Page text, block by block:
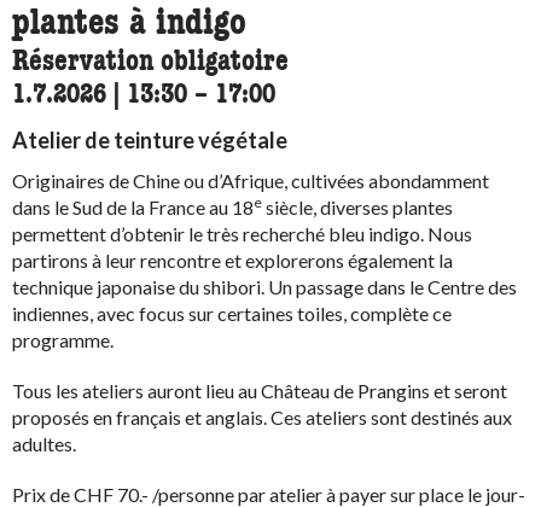
plantes à indigo
Réservation obligatoire
1.7.2026 13:30 accessibility.time_to
– 17:00
Atelier de teinture végétale
Originaires de Chine ou d’Afrique, cultivées abondamment
dans le Sud de la France au 18e siècle, diverses plantes
permettent d’obtenir le très recherché bleu indigo. Nous
partirons à leur rencontre et explorerons également la
technique japonaise du shibori. Un passage dans le Centre des
indiennes, avec focus sur certaines toiles, complète ce
programme.
Tous les ateliers auront lieu au Château de Prangins et seront
proposés en français et anglais. Ces ateliers sont destinés aux
adultes.
Prix de CHF 70.- /personne par atelier à payer sur place le jour-